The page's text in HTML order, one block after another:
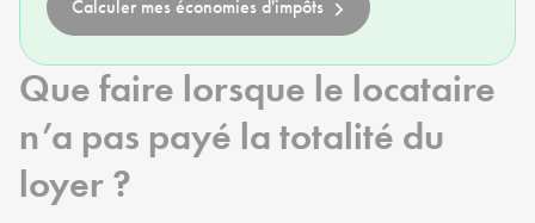
Calculer mes économies d'impôts
Que faire lorsque le locataire
n’a pas payé la totalité du
loyer ?